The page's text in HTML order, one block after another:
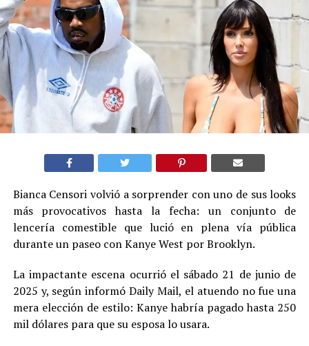
Bianca Censori volvió a sorprender con uno de sus looks
más provocativos hasta la fecha: un conjunto de
lencería comestible que lució en plena vía pública
durante un paseo con Kanye West por Brooklyn.
La impactante escena ocurrió el sábado 21 de junio de
2025 y, según informó Daily Mail, el atuendo no fue una
mera elección de estilo: Kanye habría pagado hasta 250
mil dólares para que su esposa lo usara.